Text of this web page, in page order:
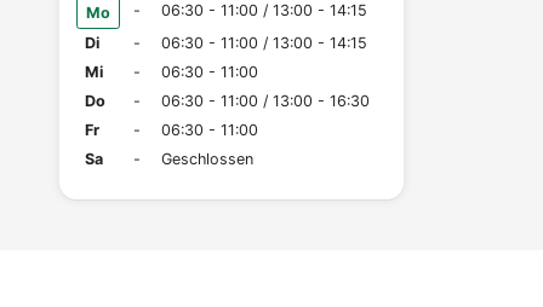
Mo -
06:30 - 11:00 / 13:00 - 14:15
Di
-
06:30 - 11:00 / 13:00 - 14:15
Mi
-
06:30 - 11:00
Do
-
06:30 - 11:00 / 13:00 - 16:30
Fr
-
06:30 - 11:00
Sa
- Geschlossen